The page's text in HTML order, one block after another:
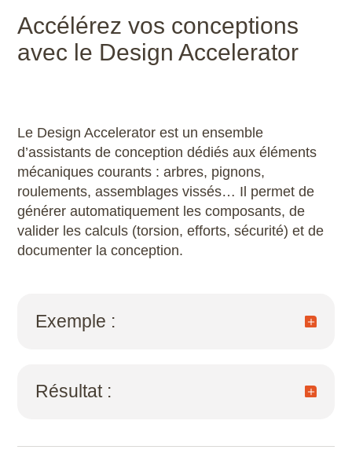
Fiabiliser vos nomenclatures en associant
les bonnes références
Apprenez à structurer vos bases de
Accélérez vos conceptions
avec le Design Accelerator
Le Design Accelerator est un ensemble
d’assistants de conception dédiés aux éléments
mécaniques courants : arbres, pignons,
roulements, assemblages vissés… Il permet de
générer automatiquement les composants, de
valider les calculs (torsion, efforts, sécurité) et de
documenter la conception.
Exemple :
dans le choix des dimensions, des matériaux,
Résultat :
aux normes mécaniques.